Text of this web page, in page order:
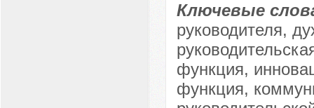
Ключевые
руководителя,
функция,
функция,